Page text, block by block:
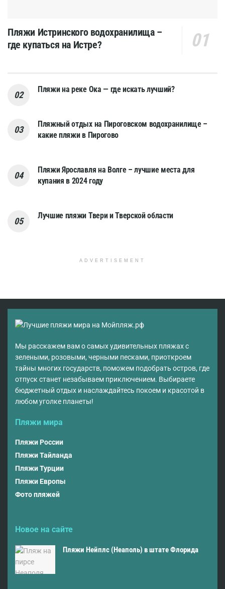
Пляжи Истринского водохранилища –
где купаться на Истре?
Пляжи на реке Ока — где искать лучший?
Пляжный отдых на Пироговском водохранилище –
какие пляжи в Пирогово
Пляжи Ярославля на Волге – лучшие места для
купания в 2024 году
Лучшие пляжи Твери и Тверской области
ADVERTISEMENT
Мы расскажем вам о самых удивительных пляжах с
зелеными, розовыми, черными песками, приоткроем
тайны многих государств, поможем подобрать остров, где
отпуск станет незабываем приключением. Выбираете
бюджетный отдых и наслаждайтесь покоем и красотой в
любом уголке планеты!
Пляжи мира
Пляжи России
Пляжи Тайланда
Пляжи Турции
Пляжи Европы
Фото пляжей
Новое на сайте
Пляжи Нейплс (Неаполь) в штате Флорида